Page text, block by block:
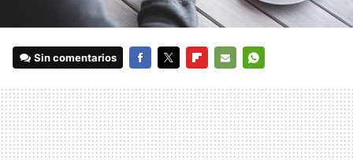
Sin comentarios
MAIL